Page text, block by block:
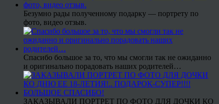
Безумно рады полученному подарку — портрету по
фото, видео отзыв.
Спасибо большое за то, что мы смогли так не ожиданно
и оригинально порадовать наших родителей…
ЗАКАЗЫВАЛИ ПОРТРЕТ ПО ФОТО ДЛЯ ДОЧКИ КО